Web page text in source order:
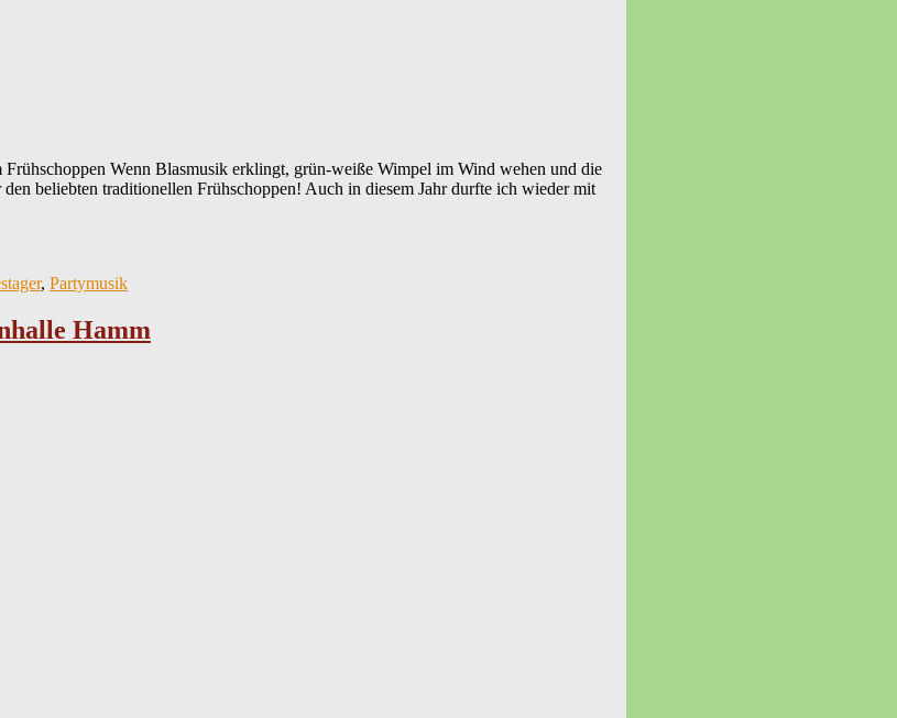
Wenn Blasmusik erklingt, grün-weiße Wimpel im Wind wehen und die
beliebten traditionellen Frühschoppen! Auch in diesem Jahr durfte ich wieder mit
, Partymusik
Hamm